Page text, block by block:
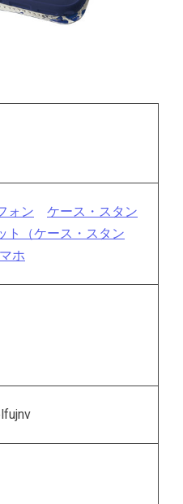
ォン
ケース・スタン
ト（ケース・スタン
ホ